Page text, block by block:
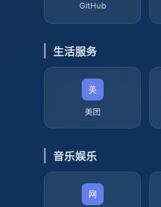
GitHub
生活服务
美团
音乐娱乐